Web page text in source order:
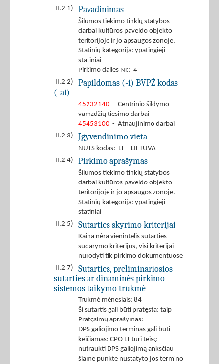
II.2.1) Pavadinimas
Šilumos tiekimo tinklų statybos
darbai kultūros paveldo objekto
teritorijoje ir jo apsaugos zonoje.
Statinių kategorija: ypatingieji
statiniai
Pirkimo dalies Nr.: 4
II.2.2)
Papildomas (-i) BVPŽ kodas
(-ai)
45232140 - Centrinio šildymo
vamzdžių tiesimo darbai
45453100 - Atnaujinimo darbai
II.2.3)
Įgyvendinimo vieta
NUTS kodas: LT - LIETUVA
II.2.4)
Pirkimo aprašymas
Šilumos tiekimo tinklų statybos
darbai kultūros paveldo objekto
teritorijoje ir jo apsaugos zonoje.
Statinių kategorija: ypatingieji
statiniai
II.2.5)
Sutarties skyrimo kriterijai
Kaina nėra vienintelis sutarties
sudarymo kriterijus, visi kriterijai
nurodyti tik pirkimo dokumentuose
II.2.7)
Sutarties, preliminariosios
sutarties ar dinaminės pirkimo
sistemos taikymo trukmė
Trukmė mėnesiais: 84
Ši sutartis gali būti pratęsta: taip
Pratęsimų aprašymas:
DPS galiojimo terminas gali būti
keičiamas: CPO LT turi teisę
nutraukti DPS galiojimą anksčiau
šiame punkte nustatyto jos termino